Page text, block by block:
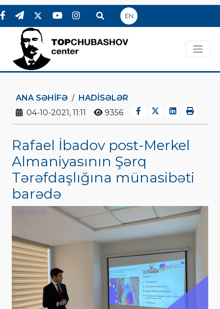
EN
ANA SƏHIFƏ
HADİSƏLƏR
04-10-2021, 11:11
9356
Rafael İbadov post-Merkel
Almaniyasının Şərq
Tərəfdaşlığına münasibəti
barədə